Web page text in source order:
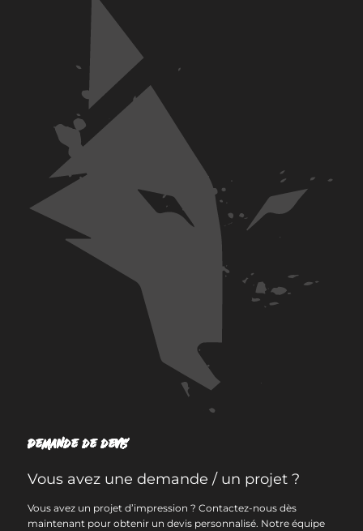
Demande de devis
Vous avez une demande / un projet ?
Vous avez un projet d’impression ? Contactez-nous dès
maintenant pour obtenir un devis personnalisé. Notre équipe